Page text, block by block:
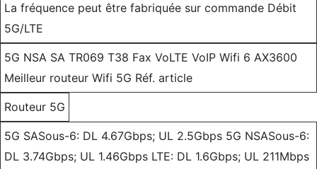
La fréquence peut être fabriquée sur commande Débit
5G/LTE
5G NSA SA TR069 T38 Fax VoLTE VoIP Wifi 6 AX3600
Meilleur routeur Wifi 5G Réf. article
Routeur 5G
5G SASous-6: DL 4.67Gbps; UL 2.5Gbps 5G NSASous-6:
DL 3.74Gbps; UL 1.46Gbps LTE: DL 1.6Gbps; UL 211Mbps